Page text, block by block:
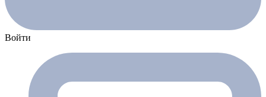
Войти